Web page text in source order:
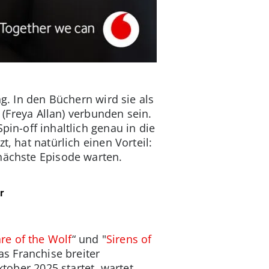
In den Büchern wird sie als
Allan) verbunden sein.
off inhaltlich genau in die
hat natürlich einen Vorteil:
Episode warten.
of the Wolf“ und "Sirens of
Franchise breiter